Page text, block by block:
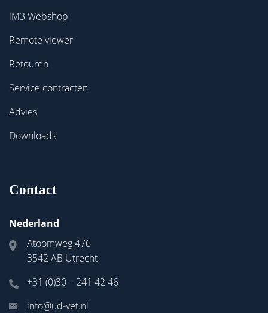
iM3 Webshop
Remote viewer
Retouren
Service contracten
Advies
Downloads
Contact
Nederland
Atoomweg 476
3542 AB Utrecht
+31 (0)30 – 241 42 46
info@ud-vet.nl